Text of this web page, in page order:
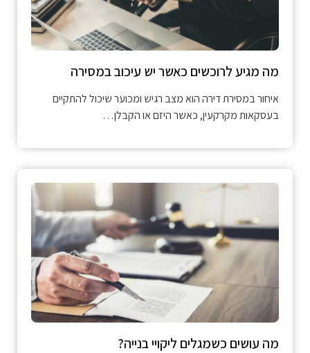
מה מגיע לרוכשים כאשר יש עיכוב במסירה
איחור במסירת דירה הוא מצב רגיש ומכוער שיכול להתקיים
בעסקאות מקרקעין, כאשר היזם או הקבלן…
מה עושים כשמגלים ליקויי בנייה?